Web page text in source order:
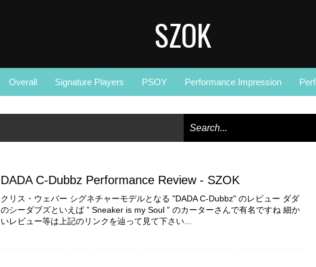
SZOK
Overall Signature Players PSOY Performance Impression
DADA C-Dubbz Performance Review - SZOK
クリス・ウェバー シグネチャーモデルとなる "DADA C-Dubbz" のレビュー ダダ
のシーダブズといえば ” Sneaker is my Soul ” のカーターさんで有名ですね 細か
いレビュー等は上記のリンクを辿って見て下さい...